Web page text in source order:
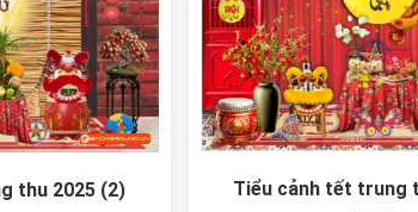
thu 2025 (2) Tiểu cảnh tết trung